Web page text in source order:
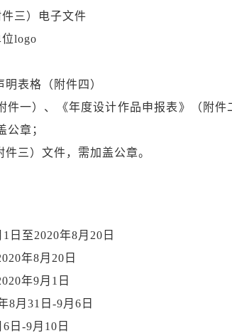
三）电子文件
logo
表格（附件四）
件一）、《年度设计作品申报表》（附
公章；
三）文件，需加盖公章。
日至2020年8月20日
年8月20日
年9月1日
8月31日-9月6日
日-9月10日